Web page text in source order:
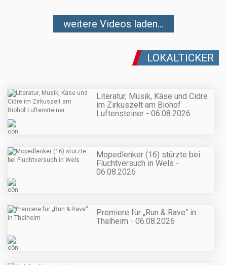
weitere Videos laden...
LOKALTICKER
Literatur, Musik, Käse und Cidre
im Zirkuszelt am Biohof
Luftensteiner - 06.08.2026
Mopedlenker (16) stürzte bei
Fluchtversuch in Wels -
06.08.2026
Premiere für „Run & Rave“ in
Thalheim - 06.08.2026